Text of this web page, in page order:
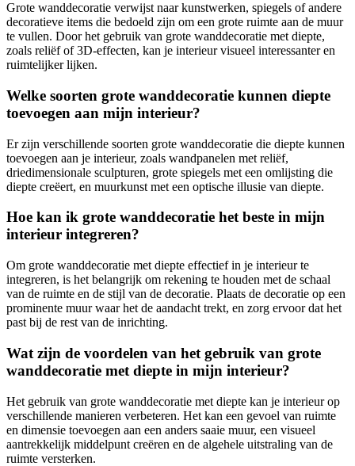
Grote wanddecoratie verwijst naar kunstwerken, spiegels of andere
decoratieve items die bedoeld zijn om een ​​grote ruimte aan de muur
te vullen. Door het gebruik van grote wanddecoratie met diepte,
zoals reliëf of 3D-effecten, kan je interieur visueel interessanter en
ruimtelijker lijken.
Welke soorten grote wanddecoratie kunnen diepte
toevoegen aan mijn interieur?
Er zijn verschillende soorten grote wanddecoratie die diepte kunnen
toevoegen aan je interieur, zoals wandpanelen met reliëf,
driedimensionale sculpturen, grote spiegels met een omlijsting die
diepte creëert, en muurkunst met een optische illusie van diepte.
Hoe kan ik grote wanddecoratie het beste in mijn
interieur integreren?
Om grote wanddecoratie met diepte effectief in je interieur te
integreren, is het belangrijk om rekening te houden met de schaal
van de ruimte en de stijl van de decoratie. Plaats de decoratie op een
prominente muur waar het de aandacht trekt, en zorg ervoor dat het
past bij de rest van de inrichting.
Wat zijn de voordelen van het gebruik van grote
wanddecoratie met diepte in mijn interieur?
Het gebruik van grote wanddecoratie met diepte kan je interieur op
verschillende manieren verbeteren. Het kan een gevoel van ruimte
en dimensie toevoegen aan een anders saaie muur, een visueel
aantrekkelijk middelpunt creëren en de algehele uitstraling van de
ruimte versterken.